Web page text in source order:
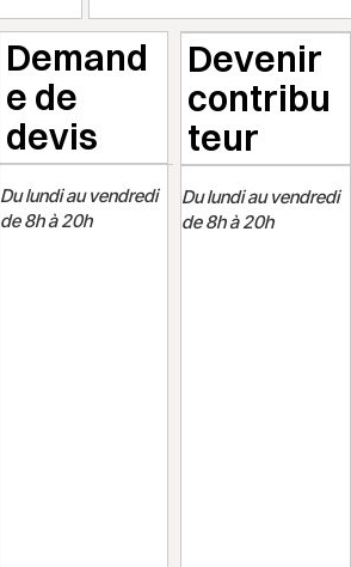
Demand
e de
devis
Du lundi au vendredi
de 8h à 20h
Devenir
contribu
teur
Du lundi au vendredi
de 8h à 20h